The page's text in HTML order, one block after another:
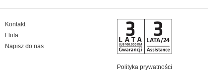
Kontakt
Flota
Napisz do nas
Polityka prywatności